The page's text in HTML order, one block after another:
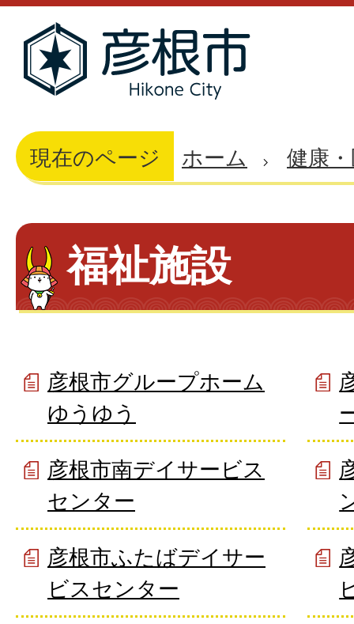
現在のページ ホーム 健康
福祉施設
彦根市グループホーム
ゆうゆう
彦根市南デイサービス
センター
彦根市ふたばデイサー
ビスセンター